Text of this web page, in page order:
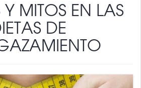
Y MITOS EN LAS
DE